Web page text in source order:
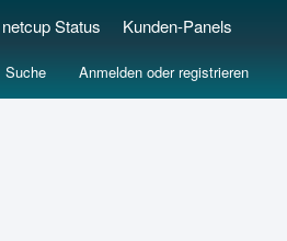
netcup Status Kunden-Panels
Anmelden oder registrieren
Suche